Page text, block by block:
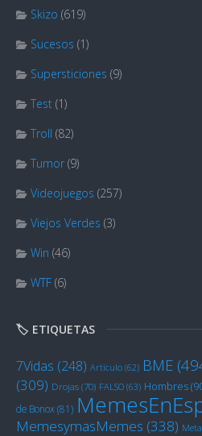
Skizo (619)
Sucesos (1)
Supersticiones (9)
Test (1)
Troll (82)
Tumor (9)
Videojuegos (257)
Viejos Verdes (3)
Win (46)
WTF (6)
🏷️ ETIQUETAS
7Vidas (248) Artículo (62) BME
(309) Drojas (70) FALSO (63) Hombres
de Bonox(81)
MemesymasMemes (338)